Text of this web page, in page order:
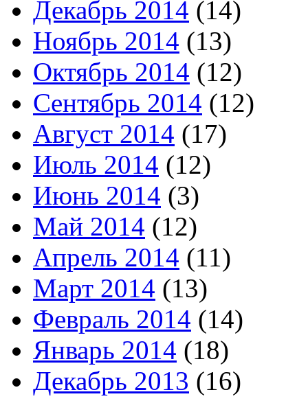
Декабрь 2014 (14)
Ноябрь 2014 (13)
Октябрь 2014 (12)
Сентябрь 2014 (12)
Август 2014 (17)
Июль 2014 (12)
Июнь 2014 (3)
Май 2014 (12)
Апрель 2014 (11)
Март 2014 (13)
Февраль 2014 (14)
Январь 2014 (18)
Декабрь 2013 (16)